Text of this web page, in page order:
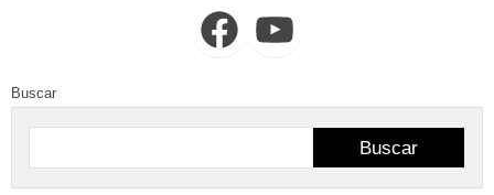
FacebookYouTube
Buscar
Buscar